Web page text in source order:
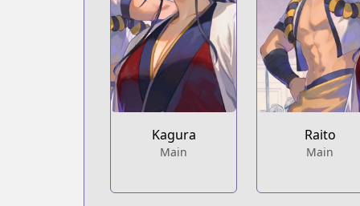
Kagura
Main
Raito
Main